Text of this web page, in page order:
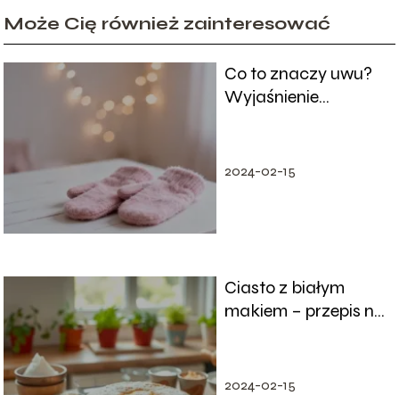
Może Cię również zainteresować
Co to znaczy uwu?
Wyjaśnienie
2024-02-15
Ciasto z białym
makiem – przepis na
2024-02-15